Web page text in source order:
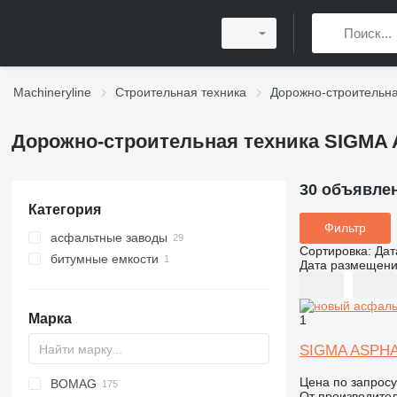
Machineryline Строительная техника Дорожно-
Дорожно-строительная техника SIGMA
Категория
асфальтные заводы
битумные емкости
Марка
Titan
AFT
VFA
CS
BOMAG
30
Фильтр
Сортировка:
Дата
1
SIGMA
Цена по запросу